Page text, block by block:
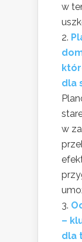
w
dla
w
–
dla